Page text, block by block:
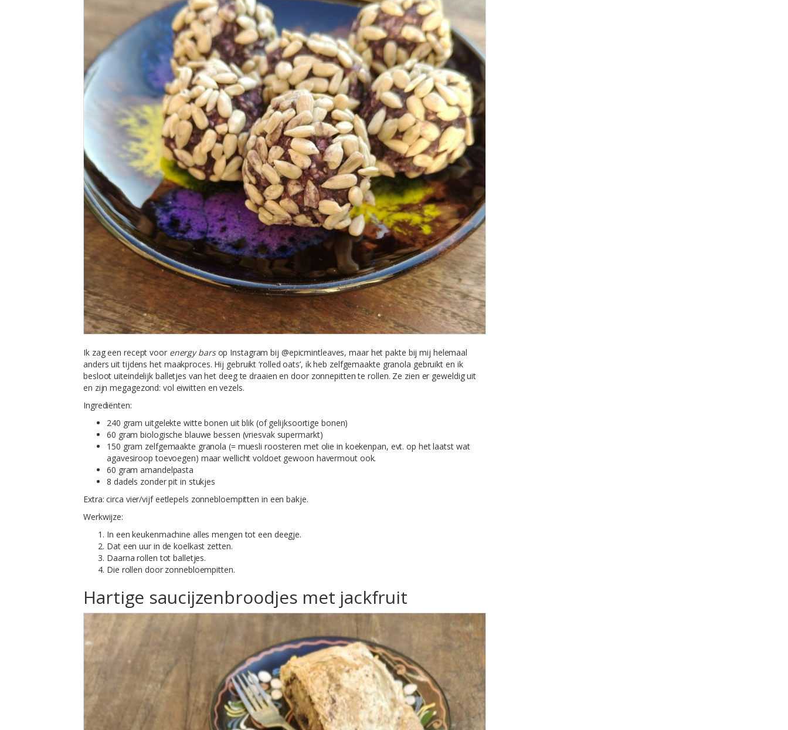
Ik zag een recept voor energy barsop Instagram bij @epicmintleaves, maar het pakte bij mij helemaal
anders uit tijdens het maakproces. Hij gebruikt ‘rolled oats’, ik heb zelfgemaakte granola gebruikt en ik
besloot uiteindelijk balletjes van het deeg te draaien en door zonnepitten te rollen. Ze zien er geweldig uit
en zijn megagezond: vol eiwitten en vezels.
Ingrediënten:
240 gram uitgelekte witte bonen uit blik (of gelijksoortige bonen)
60 gram biologische blauwe bessen (vriesvak supermarkt)
150 gram zelfgemaakte granola (= muesli roosteren met olie in koekenpan, evt. op het laatst wat
agavesiroop toevoegen) maar wellicht voldoet gewoon havermout ook.
60 gram amandelpasta
8 dadels zonder pit in stukjes
Extra: circa vier/vijf eetlepels zonnebloempitten in een bakje.
Werkwijze:
In een keukenmachine alles mengen tot een deegje.
Dat een uur in de koelkast zetten.
Daarna rollen tot balletjes.
Die rollen door zonnebloempitten.
Hartige saucijzenbroodjes met jackfruit